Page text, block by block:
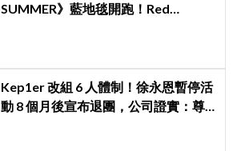
SUMMER》藍地毯開跑！Red
Kep1er 改組 6 人體制！徐永恩暫停活
動 8 個月後宣布退團，公司證實：尊